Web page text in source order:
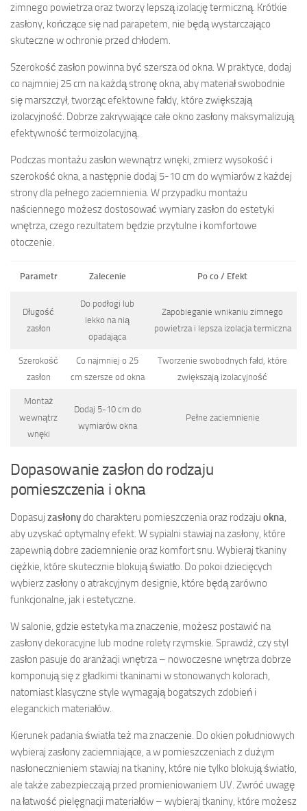
zimnego powietrza oraz tworzy lepszą izolację termiczną. Krótkie
zasłony, kończące się nad parapetem, nie będą wystarczająco
skuteczne w ochronie przed chłodem.
Szerokość zasłon powinna być szersza od okna. W praktyce, dodaj
co najmniej 25 cm na każdą stronę okna, aby materiał swobodnie
się marszczył, tworząc efektowne fałdy, które zwiększają
izolacyjność. Dobrze zakrywające całe okno zasłony maksymalizują
efektywność termoizolacyjną.
Podczas montażu zasłon wewnątrz wnęki, zmierz wysokość i
szerokość okna, a następnie dodaj 5-10 cm do wymiarów z każdej
strony dla pełnego zaciemnienia. W przypadku montażu
naściennego możesz dostosować wymiary zasłon do estetyki
wnętrza, czego rezultatem będzie przytulne i komfortowe
otoczenie.
Parametr Zalecenie Po co / Efekt
Długość
zasłon
Do podłogi lub
lekko na nią
opadająca
Zapobieganie wnikaniu zimnego
powietrza i lepsza izolacja termiczna
Szerokość
zasłon
Co najmniej o 25
cm szersze od okna
Tworzenie swobodnych fałd, które
zwiększają izolacyjność
Montaż
wewnątrz
wnęki
Dodaj 5-10 cm do
wymiarów okna
Pełne zaciemnienie
Dopasowanie zasłon do rodzaju
pomieszczenia i okna
Dopasuj zasłonydo charakteru pomieszczenia oraz rodzaju okna,
aby uzyskać optymalny efekt. W sypialni stawiaj na zasłony, które
zapewnią dobre zaciemnienie oraz komfort snu. Wybieraj tkaniny
ciężkie, które skutecznie blokują światło. Do pokoi dziecięcych
wybierz zasłony o atrakcyjnym designie, które będą zarówno
funkcjonalne, jak i estetyczne.
W salonie, gdzie estetyka ma znaczenie, możesz postawić na
zasłony dekoracyjne lub modne rolety rzymskie. Sprawdź, czy styl
zasłon pasuje do aranżacji wnętrza – nowoczesne wnętrza dobrze
komponują się z gładkimi tkaninami w stonowanych kolorach,
natomiast klasyczne style wymagają bogatszych zdobień i
eleganckich materiałów.
Kierunek padania światła też ma znaczenie. Do okien południowych
wybieraj zasłony zaciemniające, a w pomieszczeniach z dużym
nasłonecznieniem stawiaj na tkaniny, które nie tylko blokują światło,
ale także zabezpieczają przed promieniowaniem UV. Zwróć uwagę
na łatwość pielęgnacji materiałów – wybieraj tkaniny, które możesz